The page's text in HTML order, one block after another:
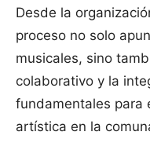
Desde la
proceso no solo
musicales, sino
colaborativo y la
fundamentales para
artística en la